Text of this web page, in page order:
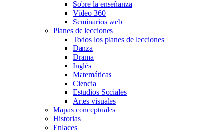
Sobre la enseñanza
Vídeo 360
Seminarios web
Planes de lecciones
Todos los planes de lecciones
Danza
Drama
Inglés
Matemáticas
Ciencia
Estudios Sociales
Artes visuales
Mapas conceptuales
Historias
Enlaces